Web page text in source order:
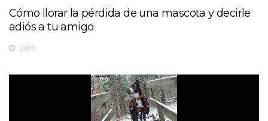
Cómo llorar la pérdida de una mascota y decirle
adiós a tu amigo
2015